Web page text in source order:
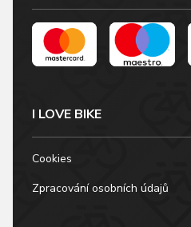
I LOVE BIKE
Cookies
Zpracování osobních údajů